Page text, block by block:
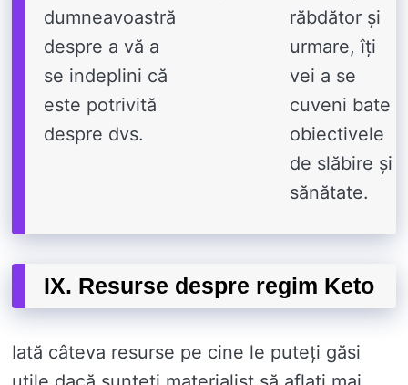
dumneavoastră
despre a vă a
se indeplini că
este potrivită
despre dvs.
răbdător și
urmare, îți
vei a se
cuveni bate
obiectivele
de slăbire și
sănătate.
IX. Resurse despre regim Keto
Iată câteva resurse pe cine le puteți găsi